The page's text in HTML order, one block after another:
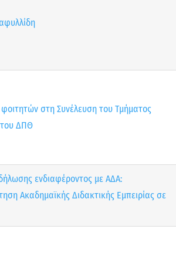
στη Συνέλευση του Τμήματος
του ΔΠΘ
ενδιαφέροντος με ΑΔΑ:
Ακαδημαϊκής Διδακτικής Εμπειρίας σε